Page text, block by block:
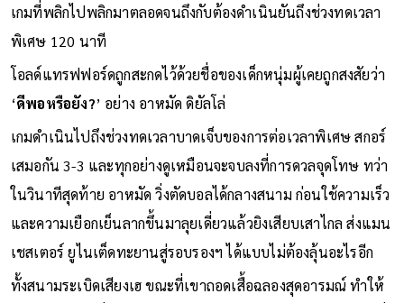
เกมที่พลิกไปพลิกมาตลอดจนถึงกับต้องดำเนินยันถึงช่วงทดเวลา
พิเศษ 120 นาที
โอลด์แทรฟฟอร์ดถูกสะกดไว้ด้วยชื่อของเด็กหนุ่มผู้เคยถูกสงสัยว่า
‘ดีพอหรือยัง?’ อย่าง อาหมัด ดิยัลโล่
เกมดำเนินไปถึงช่วงทดเวลาบาดเจ็บของการต่อเวลาพิเศษ สกอร์
เสมอกัน 3-3 และทุกอย่างดูเหมือนจะจบลงที่การดวลจุดโทษ ทว่า
ในวินาทีสุดท้าย อาหมัด วิ่งตัดบอลได้กลางสนาม ก่อนใช้ความเร็ว
และความเยือกเย็นลากขึ้นมาลุยเดี่ยวแล้วยิงเสียบเสาไกล ส่งแมน
เชสเตอร์ ยูไนเต็ดทะยานสู่รอบรองฯ ได้แบบไม่ต้องลุ้นอะไรอีก
ทั้งสนามระเบิดเสียงเฮ ขณะที่เขาถอดเสื้อฉลองสุดอารมณ์ ทำให้